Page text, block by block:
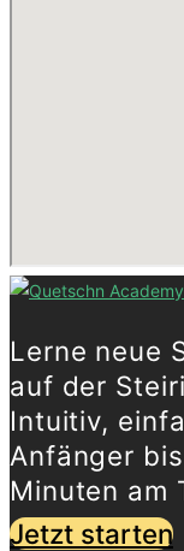
Lerne neue
auf der
Intuitiv,
Anfänger
Minuten am
Jetzt starten